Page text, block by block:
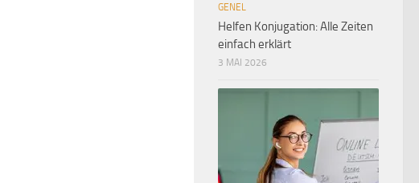
GENEL
Helfen Konjugation: Alle Zeiten
einfach erklärt
3 MAI 2026